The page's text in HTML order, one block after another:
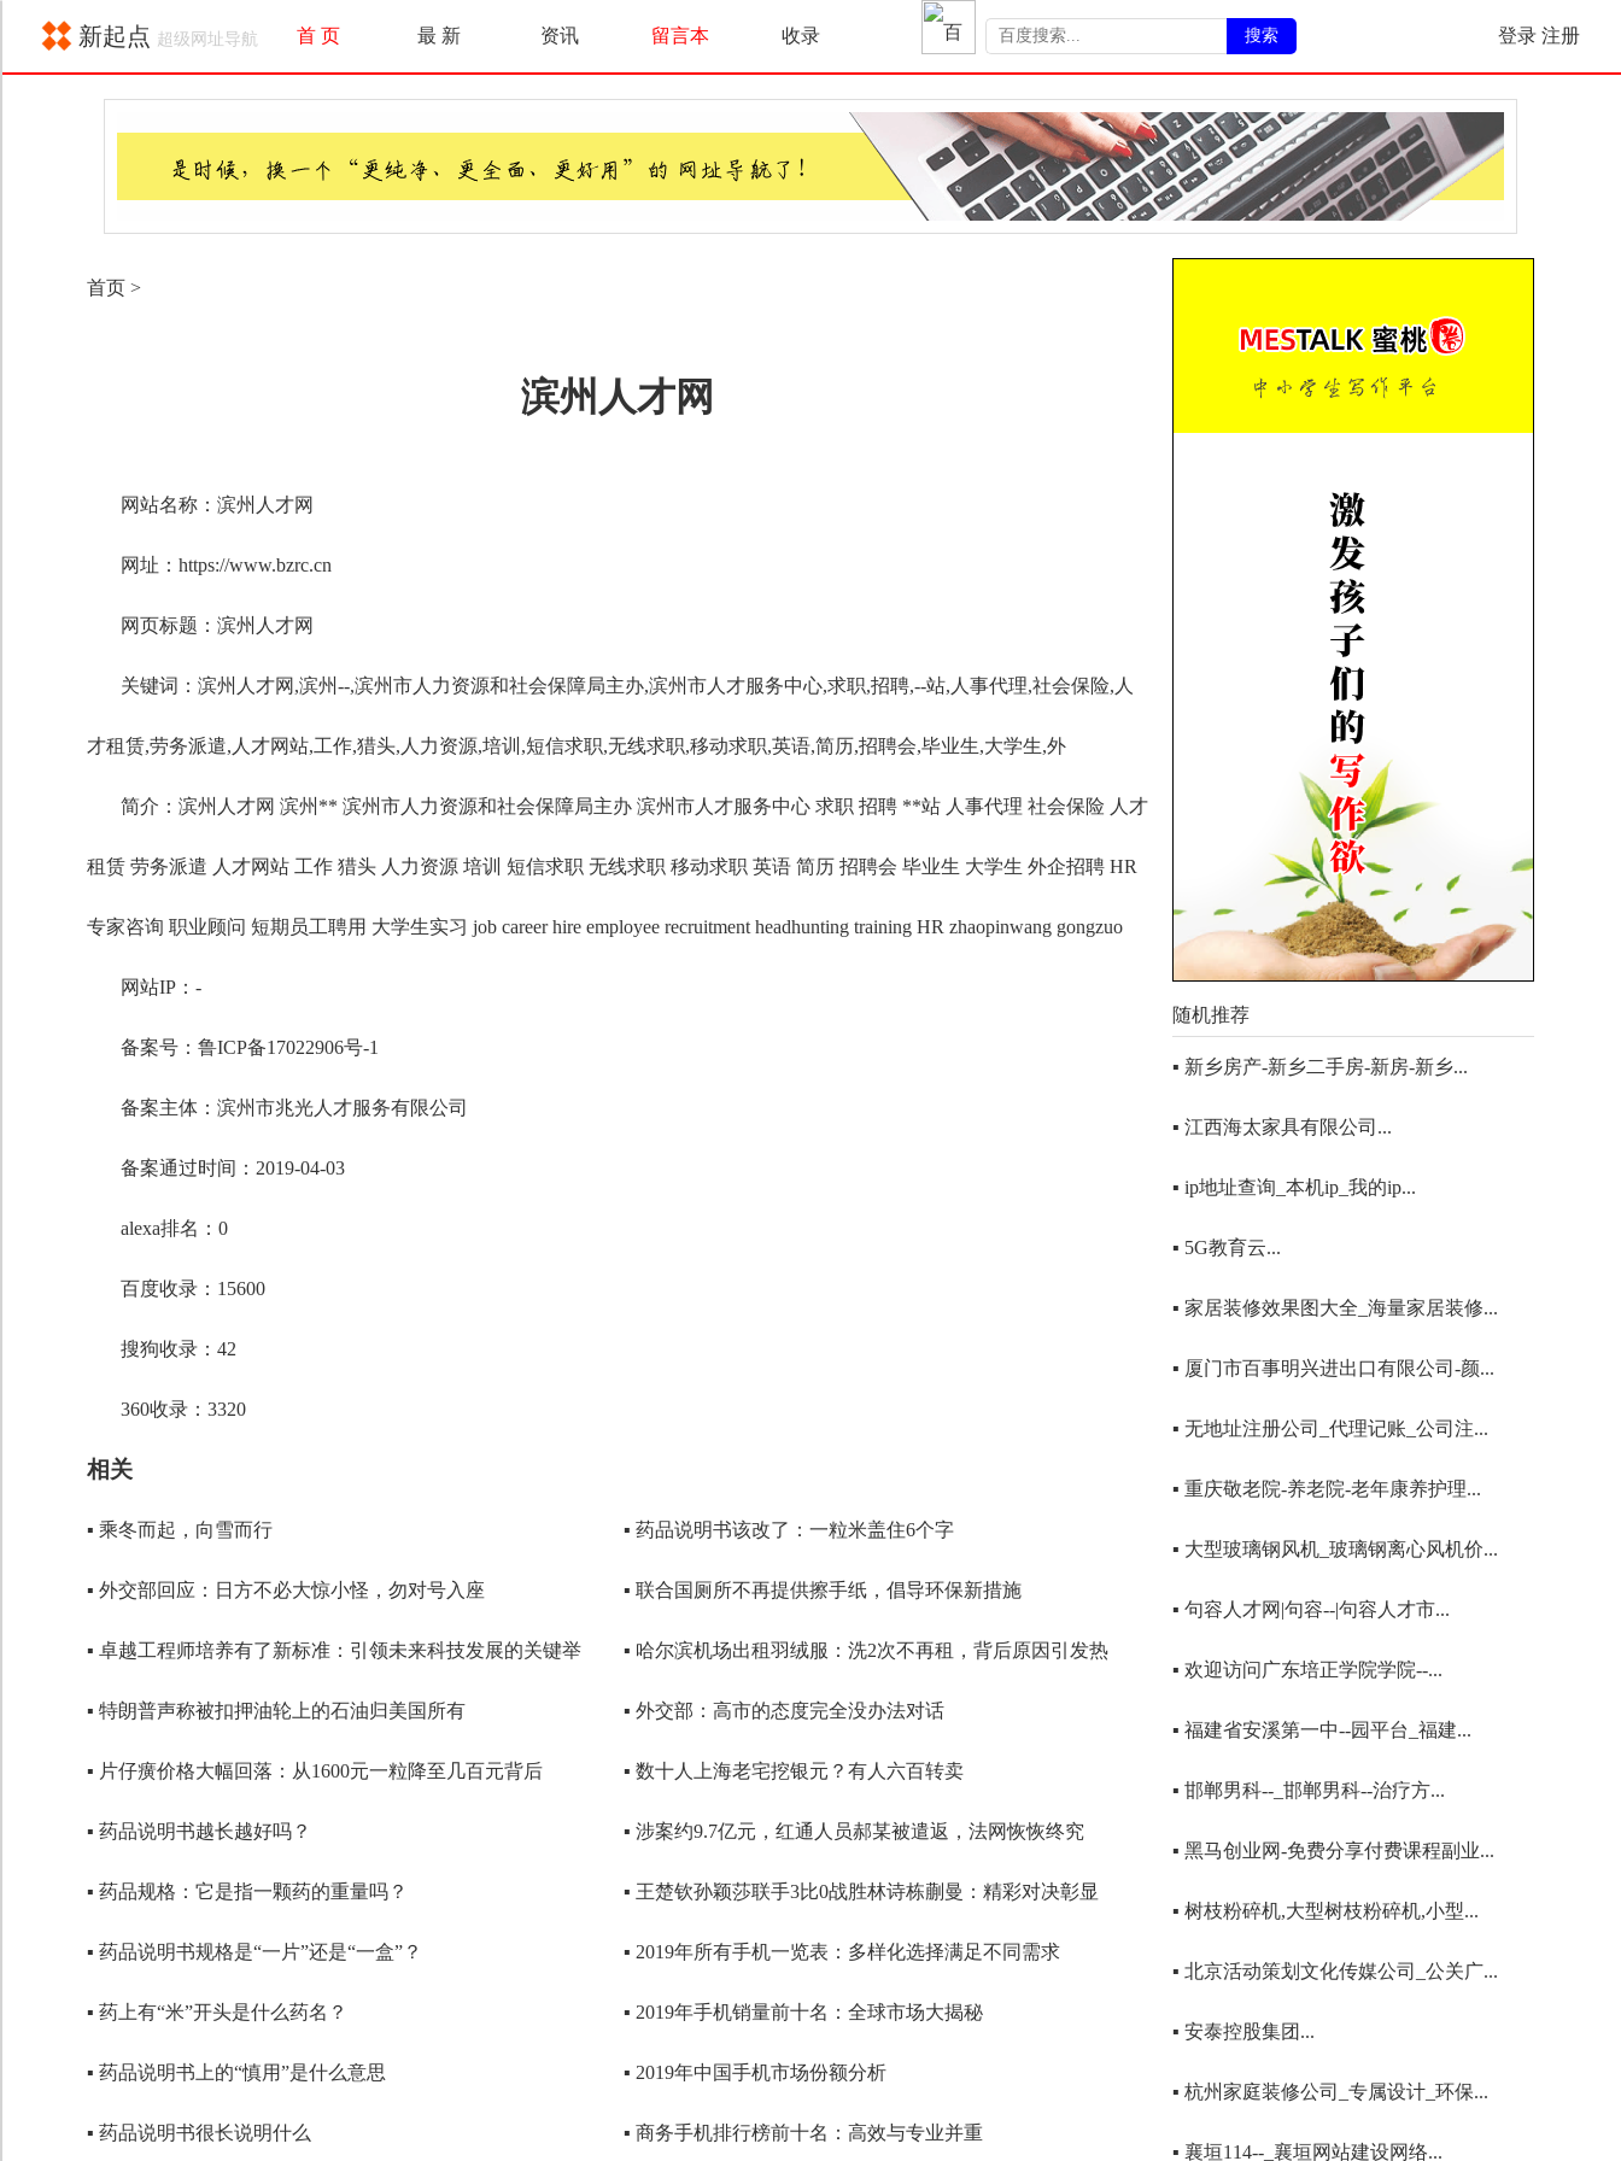
新起点 超级网址导航 首 页 最 新 资讯 留言本 收录 搜索 登录 注册
首页 >
滨州人才网
网站名称：滨州人才网
网址：https://www.bzrc.cn
网页标题：滨州人才网
关键词： 滨州人才网 ,滨州--,滨州市人力资源和社会保障局主办,滨州市人才服务中心,求职,招聘,--站, 人事代理,社会保险, 人
才租赁,劳务派遣, 人才网站,工作,猎头, 人力资源,培训 ,短信求职,无线求职,移动求职,英语,简历,招聘会,毕业生,大学生,外
简介：滨州人才网 滨州** 滨州市人力资源和社会保障局主办 滨州市人才服务中心 求职 招聘 **站 人事代理 社会保险 人才
租赁 劳务派遣 人才网站 工作 猎头 人力资源 培训 短信求职 无线求职 移动求职 英语 简历 招聘会 毕业生 大学生 外企招聘 HR
专家咨询 职业顾问 短期员工聘用 大学生实习 job career hire employee recruitment headhunting training HR zhaopinwang gongzuo
网站IP：-
备案号：鲁ICP备17022906号-1
备案主体：滨州市兆光人才服务有限公司
备案通过时间：2019-04-03
alexa排名：0
百度收录：15600
搜狗收录：42
360收录：3320
相关
▪ 乘冬而起，向雪而行
▪ 外交部回应：日方不必大惊小怪，勿对号入座
▪ 卓越工程师培养有了新标准：引领未来科技发展的关键举
▪ 特朗普声称被扣押油轮上的石油归美国所有
▪ 片仔癀价格大幅回落：从1600元一粒降至几百元背后
▪ 药品说明书越长越好吗？
▪ 药品规格：它是指一颗药的重量吗？
▪ 药品说明书规格是“一片”还是“一盒”？
▪ 药上有“米”开头是什么药名？
▪ 药品说明书上的“慎用”是什么意思
▪ 药品说明书很长说明什么
▪ 药品说明书该改了：一粒米盖住6个字
▪ 联合国厕所不再提供擦手纸，倡导环保新措施
▪ 哈尔滨机场出租羽绒服：洗2次不再租，背后原因引发热
▪ 外交部：高市的态度完全没办法对话
▪ 数十人上海老宅挖银元？有人六百转卖
▪ 涉案约9.7亿元，红通人员郝某被遣返，法网恢恢终究
▪ 王楚钦孙颖莎联手3比0战胜林诗栋蒯曼：精彩对决彰显
▪ 2019年所有手机一览表：多样化选择满足不同需求
▪ 2019年手机销量前十名：全球市场大揭秘
▪ 2019年中国手机市场份额分析
▪ 商务手机排行榜前十名：高效与专业并重
随机推荐
▪ 新乡房产-新乡二手房-新房-新乡...
▪ 江西海太家具有限公司...
▪ ip地址查询_本机ip_我的ip...
▪ 5G教育云...
▪ 家居装修效果图大全_海量家居装修...
▪ 厦门市百事明兴进出口有限公司-颜...
▪ 无地址注册公司_代理记账_公司注...
▪ 重庆敬老院-养老院-老年康养护理...
▪ 大型玻璃钢风机_玻璃钢离心风机价...
▪ 句容人才网|句容--|句容人才市...
▪ 欢迎访问广东培正学院学院--...
▪ 福建省安溪第一中--园平台_福建...
▪ 邯郸男科--_邯郸男科--治疗方...
▪ 黑马创业网-免费分享付费课程副业...
▪ 树枝粉碎机,大型树枝粉碎机,小型...
▪ 北京活动策划文化传媒公司_公关广...
▪ 安泰控股集团...
▪ 杭州家庭装修公司_专属设计_环保...
▪ 襄垣114--_襄垣网站建设网络...